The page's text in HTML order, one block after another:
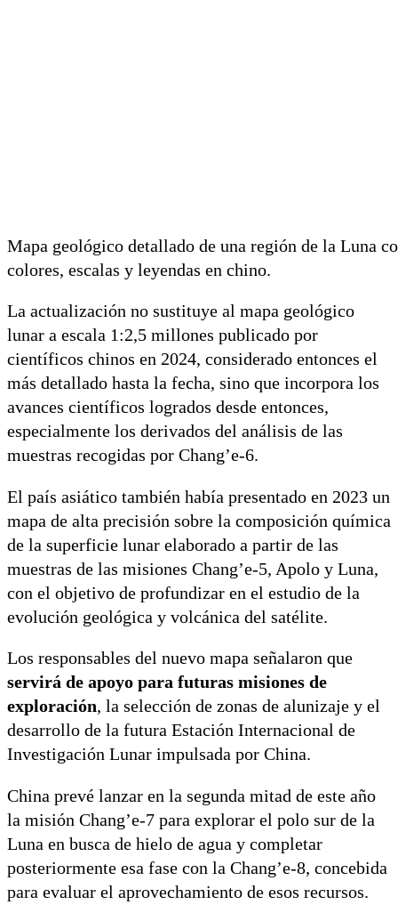
Mapa geológico detallado de una región de la Luna
colores, escalas y leyendas en chino.
La actualización no sustituye al mapa geológico
lunar a escala 1:2,5 millones publicado por
científicos chinos en 2024, considerado entonces el
más detallado hasta la fecha, sino que incorpora los
avances científicos logrados desde entonces,
especialmente los derivados del análisis de las
muestras recogidas por Chang’e-6.
El país asiático también había presentado en 2023 un
mapa de alta precisión sobre la composición química
de la superficie lunar elaborado a partir de las
muestras de las misiones Chang’e-5, Apolo y Luna,
con el objetivo de profundizar en el estudio de la
evolución geológica y volcánica del satélite.
Los responsables del nuevo mapa señalaron que
servirá de apoyo para futuras misiones de
exploración, la selección de zonas de alunizaje y el
desarrollo de la futura Estación Internacional de
Investigación Lunar impulsada por China.
China prevé lanzar en la segunda mitad de este año
la misión Chang’e-7 para explorar el polo sur de la
Luna en busca de hielo de agua y completar
posteriormente esa fase con la Chang’e-8, concebida
para evaluar el aprovechamiento de esos recursos.